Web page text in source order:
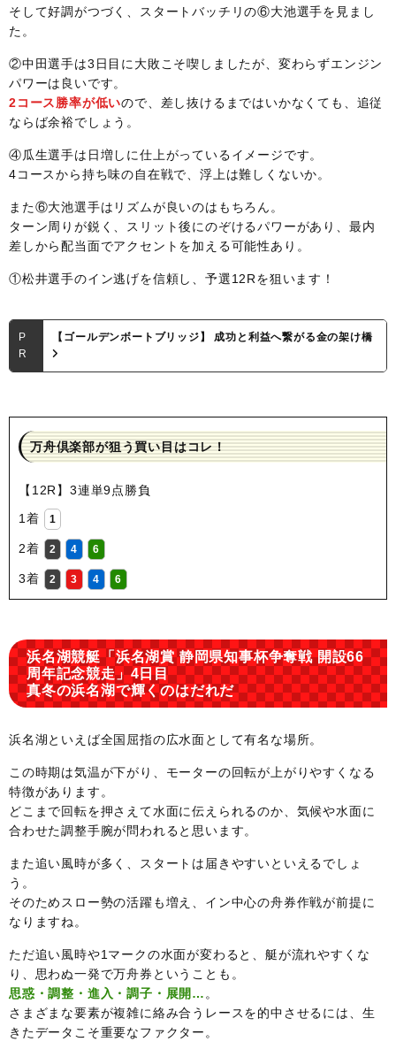
そして好調がつづく、スタートバッチリの⑥大池選手を見まし
た。
②中田選手は3日目に大敗こそ喫しましたが、変わらずエンジン
パワーは良いです。
2コース勝率が低いので、差し抜けるまではいかなくても、追従
ならば余裕でしょう。
④瓜生選手は日増しに仕上がっているイメージです。
4コースから持ち味の自在戦で、浮上は難しくないか。
また⑥大池選手はリズムが良いのはもちろん。
ターン周りが鋭く、スリット後にのぞけるパワーがあり、最内
差しから配当面でアクセントを加える可能性あり。
①松井選手のイン逃げを信頼し、予選12Rを狙います！
P
R
【ゴールデンボートブリッジ】 成功と利益へ繋がる金の架け橋
万舟倶楽部が狙う買い目はコレ！
【12R】3連単9点勝負
1着
1
2着 2 4 6
3着 2 3 4 6
浜名湖競艇「浜名湖賞 静岡県知事杯争奪戦 開設66
周年記念競走」4日目
真冬の浜名湖で輝くのはだれだ
浜名湖といえば全国屈指の広水面として有名な場所。
この時期は気温が下がり、モーターの回転が上がりやすくなる
特徴があります。
どこまで回転を押さえて水面に伝えられるのか、気候や水面に
合わせた調整手腕が問われると思います。
また追い風時が多く、スタートは届きやすいといえるでしょ
う。
そのためスロー勢の活躍も増え、イン中心の舟券作戦が前提に
なりますね。
ただ追い風時や1マークの水面が変わると、艇が流れやすくな
り、思わぬ一発で万舟券ということも。
思惑・調整・進入・調子・展開… 。
さまざまな要素が複雑に絡み合うレースを的中させるには、生
きたデータこそ重要なファクター。